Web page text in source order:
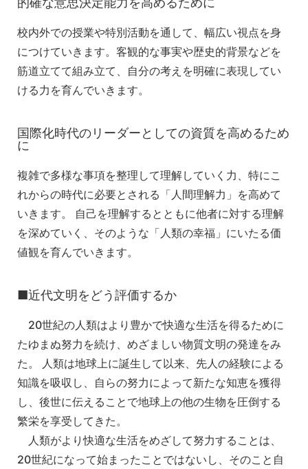
校内外での授業や特別活動を通して、幅広い視点を身
につけていきます。客観的な事実や歴史的背景などを
筋道立てて組み立て、自分の考えを明確に表現してい
ける力を育んでいきます。
国際化時代のリーダーとしての資質を高めるため
に
複雑で多様な事項を整理して理解していく力、特にこ
れからの時代に必要とされる「人間理解力」を高めて
いきます。 自己を理解するとともに他者に対する理解
を深めていく、そのような「人類の幸福」にいたる価
値観を育んでいきます。
■近代文明をどう評価するか
20世紀の人類はより豊かで快適な生活を得るために
たゆまぬ努力を続け、めざましい物質文明の発達をみ
た。 人類は地球上に誕生して以来、先人の経験による
知識を吸収し、自らの努力によって新たな知恵を獲得
し、後世に伝えることで地球上の他の生物を圧倒する
繁栄を享受してきた。
人類がより快適な生活をめざして努力することは、
20世紀になって始まったことではないし、そのこと自